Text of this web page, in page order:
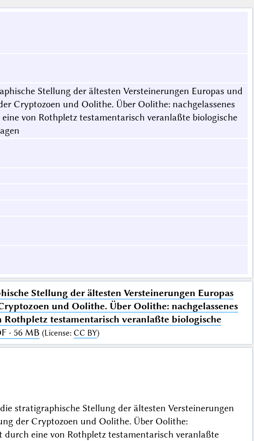
Stellung der ältesten Versteinerungen Europas und
Cryptozoen und Oolithe. Über Oolithe: nachgelassenes
von Rothpletz testamentarisch veranlaßte biologische
Stellung der ältesten Versteinerungen Europas
und Oolithe. Über Oolithe: nachgelassenes
testamentarisch veranlaßte biologische
· 56 MB (License: CC BY)
stratigraphische Stellung der ältesten Versteinerungen
der Cryptozoen und Oolithe. Über Oolithe:
eine von Rothpletz testamentarisch veranlaßte